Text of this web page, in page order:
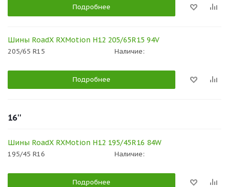
Подробнее
Шины RoadX RXMotion H12 205/65R15 94V
205/65 R15 Наличие:
Подробнее
16''
Шины RoadX RXMotion H12 195/45R16 84W
195/45 R16 Наличие:
Подробнее